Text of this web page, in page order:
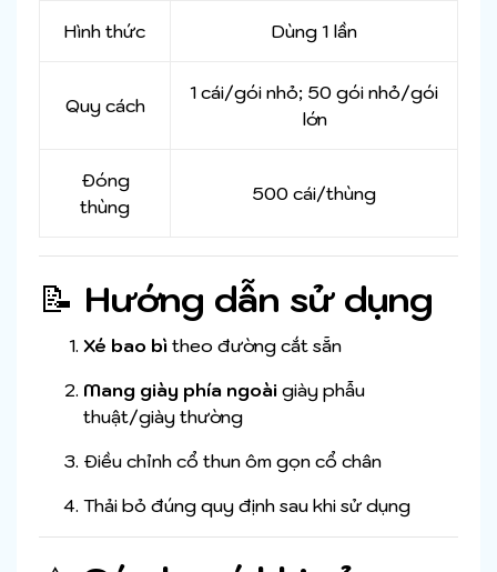
Hình thức Dùng 1 lần
Quy cách
1 cái/gói nhỏ; 50 gói nhỏ/gói
lớn
Đóng
thùng
500 cái/thùng
📝 Hướng dẫn sử dụng
Xé bao bì theo đường cắt sẵn
Mang giày phía ngoài giày phẫu
thuật/giày thường
Điều chỉnh cổ thun ôm gọn cổ chân
Thải bỏ đúng quy định sau khi sử dụng